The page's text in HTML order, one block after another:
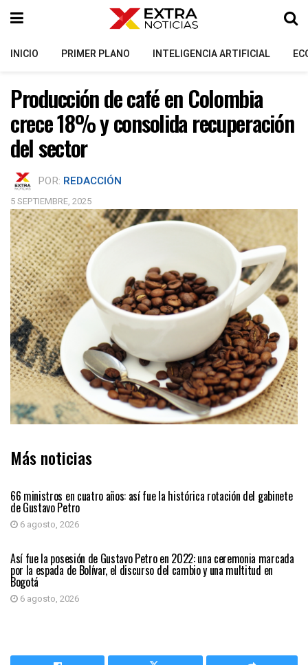
INICIO PRIMER PLANO INTELIGENCIA ARTIFICIAL
Producción de café en Colombia
crece 18% y consolida recuperación
del sector
POR: REDACCIÓN
5 SEPTIEMBRE, 2025
Más noticias
66 ministros en cuatro años: así fue la histórica rotación del gabinete
de Gustavo Petro
6 agosto, 2026
PAÍS
Así fue la posesión de Gustavo Petro en 2022: una ceremonia marcada
por la espada de Bolívar, el discurso del cambio y una multitud en
Bogotá
6 agosto, 2026